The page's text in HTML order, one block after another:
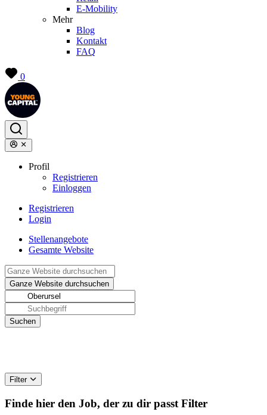
E-Mobility
Mehr
Blog
Kontakt
FAQ
0
Profil
Registrieren
Einloggen
Registrieren
Login
Stellenangebote
Gesamte Website
Filter
Finde hier den Job, der zu dir passt Filter